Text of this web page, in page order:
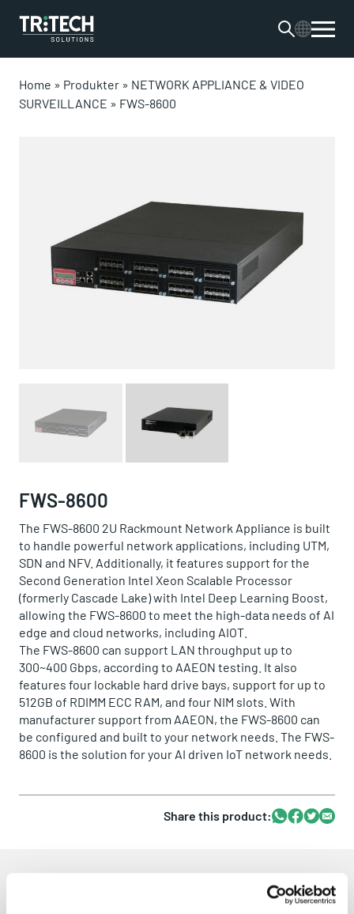
Home » Produkter » NETWORK APPLIANCE & VIDEO
SURVEILLANCE » FWS-8600
FWS-8600
The FWS-8600 2U Rackmount Network Appliance is built
to handle powerful network applications, including UTM,
SDN and NFV. Additionally, it features support for the
Second Generation Intel Xeon Scalable Processor
(formerly Cascade Lake) with Intel Deep Learning Boost,
allowing the FWS-8600 to meet the high-data needs of AI
edge and cloud networks, including AIOT.
The FWS-8600 can support LAN throughput up to
300~400 Gbps, according to AAEON testing. It also
features four lockable hard drive bays, support for up to
512GB of RDIMM ECC RAM, and four NIM slots. With
manufacturer support from AAEON, the FWS-8600 can
be configured and built to your network needs. The FWS-
8600 is the solution for your AI driven IoT network needs.
Share this product:Whatsapp
Facebook
Twitter
Email